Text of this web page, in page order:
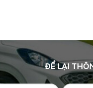
ĐỂ LẠI